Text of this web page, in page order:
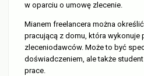
w oparciu o umowę zlecenie.
Mianem freelancera można
pracującą z domu, która wykonuje
zleceniodawców. Może to być
doświadczeniem, ale także
prace.